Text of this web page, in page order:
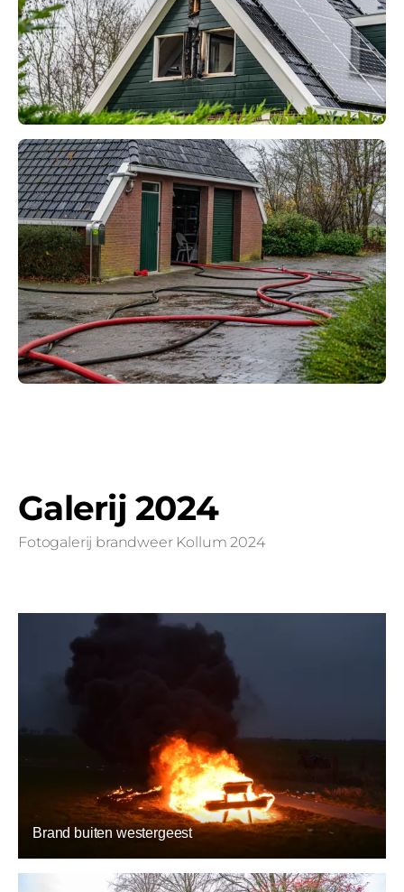
Galerij 2024
Fotogalerij brandweer Kollum 2024
Brand buiten westergeest